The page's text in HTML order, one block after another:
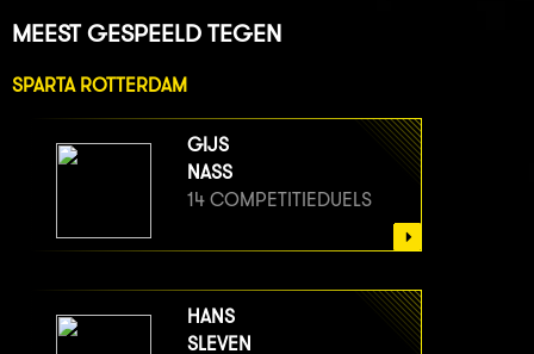
MEEST GESPEELD TEGEN
SPARTA ROTTERDAM
GIJS
NASS
14 COMPETITIEDUELS
HANS
SLEVEN